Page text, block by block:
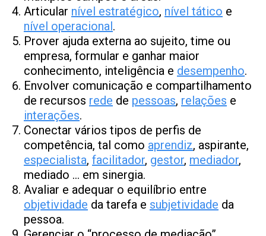
Articular nível estratégico, nível tático e
nível operacional.
Prover ajuda externa ao sujeito, time ou
empresa, formular e ganhar maior
conhecimento, inteligência e desempenho.
Envolver comunicação e compartilhamento
de recursos rede de pessoas, relações e
interações.
Conectar vários tipos de perfis de
competência, tal como aprendiz, aspirante,
especialista, facilitador, gestor, mediador,
mediado … em sinergia.
Avaliar e adequar o equilíbrio entre
objetividade da tarefa e subjetividade da
pessoa.